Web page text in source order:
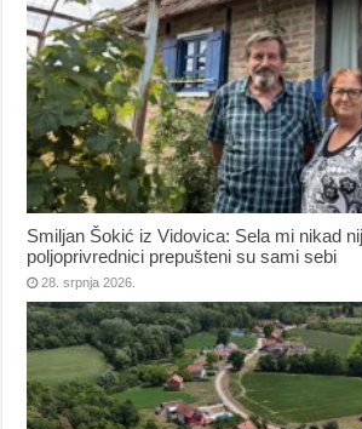
Smiljan Šokić iz Vidovica: Sela mi nikad
poljoprivrednici prepušteni su sami sebi
28. srpnja 2026.